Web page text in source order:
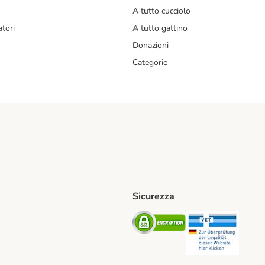
A tutto cucciolo
A tutto gattino
Donazioni
Categorie
Method
Shipping Method
Sicurezza
Security